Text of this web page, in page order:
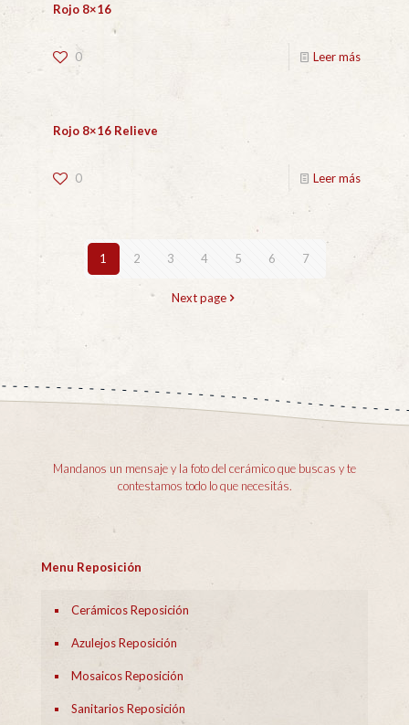
Rojo 8×16
0 Leer más
Rojo 8×16 Relieve
0 Leer más
1 2 3 4 5 6 7
Next page
Mandanos un mensaje y la foto del cerámico que buscas y te
contestamos todo lo que necesitás.
Menu Reposición
Cerámicos Reposición
Azulejos Reposición
Mosaicos Reposición
Sanitarios Reposición